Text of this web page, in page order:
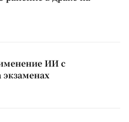
ИИ с